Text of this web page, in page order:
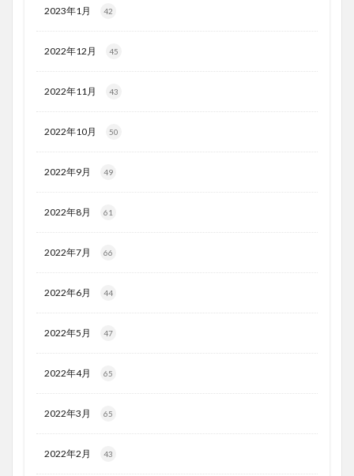
2023年1月 42
2022年12月 45
2022年11月 43
2022年10月 50
2022年9月 49
2022年8月 61
2022年7月 66
2022年6月 44
2022年5月 47
2022年4月 65
2022年3月 65
2022年2月 43